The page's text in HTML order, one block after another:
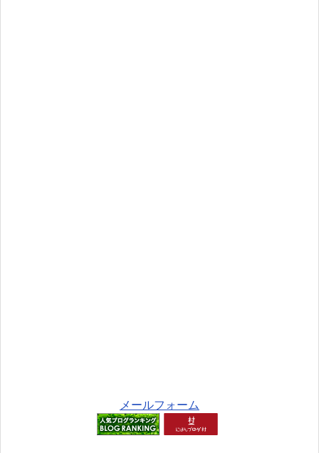
メールフォーム